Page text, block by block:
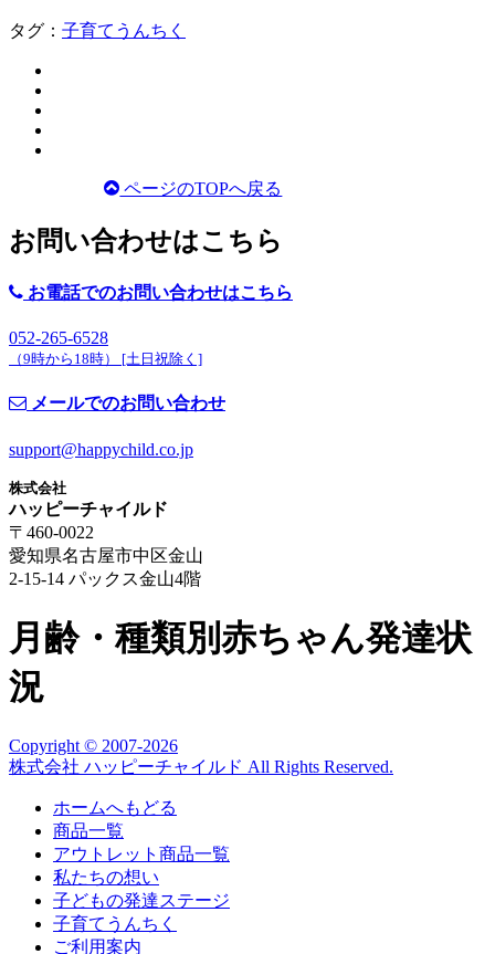
タグ： 子育てうんちく
ページのTOPへ戻る
お問い合わせはこちら
お電話でのお問い合わせはこちら
052-265-6528
（9時から18時） [土日祝除く]
メールでのお問い合わせ
support@happychild.co.jp
株式会社
ハッピーチャイルド
〒460-0022
愛知県名古屋市中区金山
2-15-14 パックス金山4階
月齢・種類別赤ちゃん発達状
況
Copyright © 2007-2026
株式会社 ハッピーチャイルド All Rights Reserved.
ホームへもどる
商品一覧
アウトレット商品一覧
私たちの想い
子どもの発達ステージ
子育てうんちく
ご利用案内